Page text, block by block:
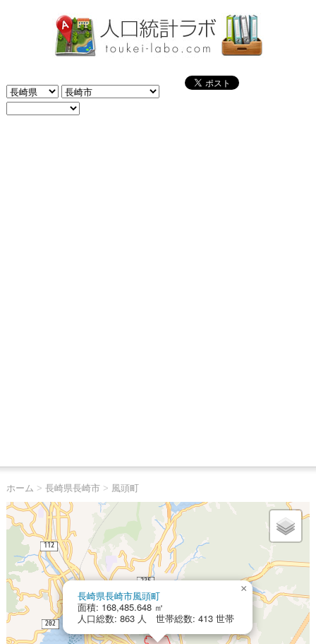
ホーム > 長崎県長崎市> 風頭町
長崎県長崎市風頭町
面積: 168,485.648 ㎡
人口総数: 863 人 世帯総数: 413 世帯
×